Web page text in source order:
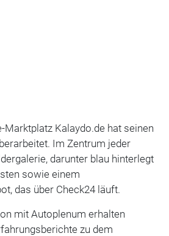
Marktplatz Kalaydo.de hat seinen
Im Zentrum jeder
darunter blau hinterlegt
sowie einem
das über Check24 läuft.
mit Autoplenum erhalten
zu dem